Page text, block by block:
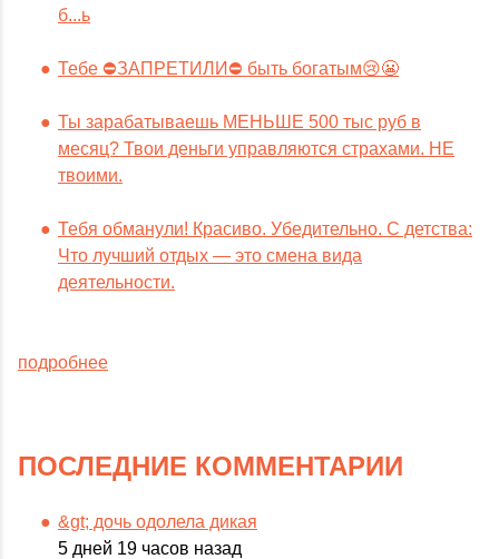
б...ь
Тебе ⛔️ЗАПРЕТИЛИ⛔️ быть богатым😢😬
Ты зарабатываешь МЕНЬШЕ 500 тыс руб в
месяц? Твои деньги управляются страхами. НЕ
твоими.
Тебя обманули! Красиво. Убедительно. С детства:
Что лучший отдых — это смена вида
деятельности.
подробнее
ПОСЛЕДНИЕ КОММЕНТАРИИ
&gt; дочь одолела дикая
5 дней 19 часов назад